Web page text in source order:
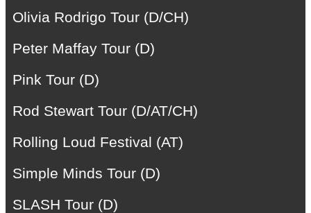
Olivia Rodrigo Tour (D/CH)
Peter Maffay Tour (D)
Pink Tour (D)
Rod Stewart Tour (D/AT/CH)
Rolling Loud Festival (AT)
Simple Minds Tour (D)
SLASH Tour (D)